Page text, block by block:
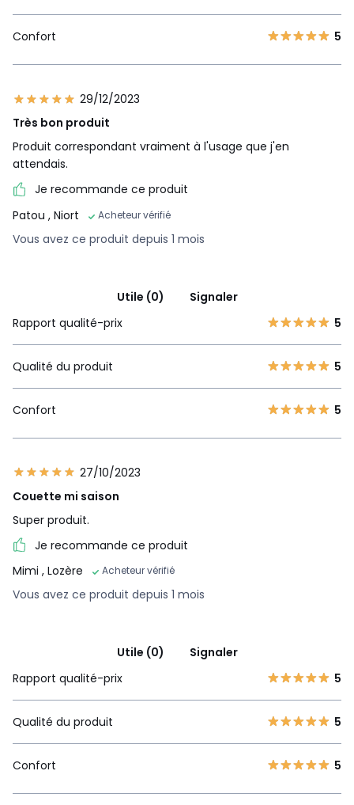
Confort 5
29/12/2023
Très bon produit
Produit correspondant vraiment à l'usage que j'en
attendais.
Je recommande ce produit
Patou , Niort Acheteur vérifié
Vous avez ce produit depuis 1 mois
Utile (0)
Signaler
Rapport qualité-prix
5
Qualité du produit 5
Confort 5
27/10/2023
Couette mi saison
Super produit.
Je recommande ce produit
Mimi , Lozère Acheteur vérifié
Vous avez ce produit depuis 1 mois
Utile (0)
Signaler
Rapport qualité-prix
5
Qualité du produit 5
Confort 5